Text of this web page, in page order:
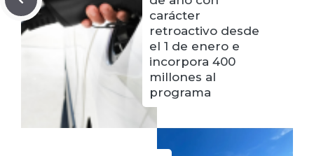
carácter
retroactivo desde
el 1 de enero e
incorpora 400
millones al
programa